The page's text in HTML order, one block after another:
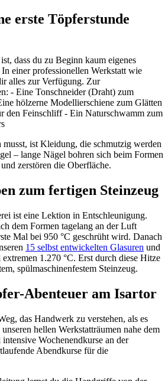
erste Töpferstunde
dass du zu Beginn kaum eigenes
einer professionellen Werkstatt wie
alles zur Verfügung. Zur
- Eine Tonschneider (Draht) zum
hölzerne Modellierschiene zum Glätten
den Feinschliff - Ein Naturschwamm zum
ist Kleidung, die schmutzig werden
– lange Nägel bohren sich beim Formen
zerstören die Oberfläche.
zum fertigen Steinzeug
ist eine Lektion in Entschleunigung.
dem Formen tagelang an der Luft
Mal bei 950 °C geschrüht wird. Danach
15 selbst entwickelten Glasuren und
1.270 °C. Erst durch diese Hitze
spülmaschinenfestem Steinzeug.
Abenteuer am Isartor
das Handwerk zu verstehen, als es
hellen Werkstatträumen nahe dem
Wochenendkurse an der
Abendkurse für die